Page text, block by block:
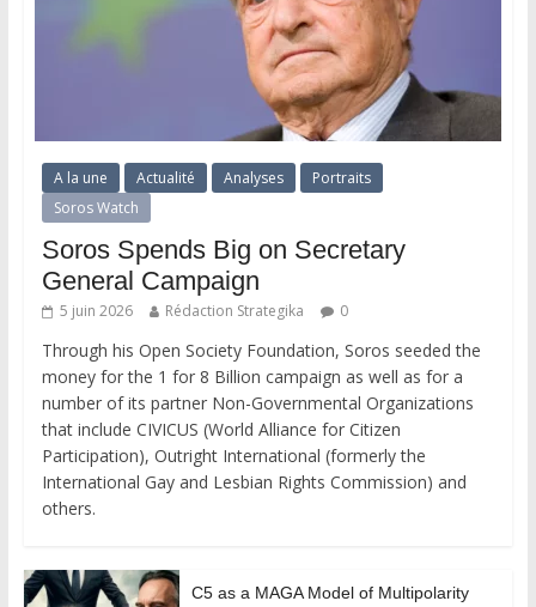
A la une Actualité Analyses
Portraits
Soros Watch
Soros Spends Big on Secretary
General Campaign
5 juin 2026 Rédaction Strategika 0
Through his Open Society Foundation, Soros seeded the
money for the 1 for 8 Billion campaign as well as for a
number of its partner Non-Governmental Organizations
that include CIVICUS (World Alliance for Citizen
Participation), Outright International (formerly the
International Gay and Lesbian Rights Commission) and
others.
C5 as a MAGA Model of Multipolarity